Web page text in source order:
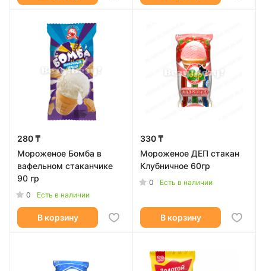
280 ₸
Мороженое Бомба в
вафельном стаканчике
90 гр
0 Есть в наличии
В корзину
330 ₸
Мороженое ДЕП стакан
Клубничное 60гр
0 Есть в наличии
В корзину